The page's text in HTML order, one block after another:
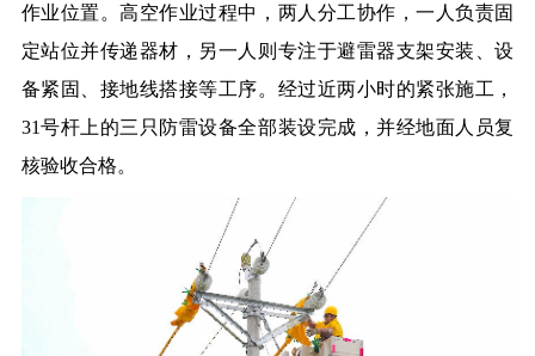
作业位置。高空作业过程中，两人分工协作，一人负责固
定站位并传递器材，另一人则专注于避雷器支架安装、设
备紧固、接地线搭接等工序。经过近两小时的紧张施工，
31号杆上的三只防雷设备全部装设完成，并经地面人员复
核验收合格。